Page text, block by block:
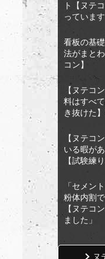
ト【ヌテ
っています
看板の基
法がまと
コン】
【ヌテコ
料はすべ
き抜けた
【ヌテコ
いる暇が
【試験練り
「セメン
粉体内割
【ヌテコ
ました」
ヌ